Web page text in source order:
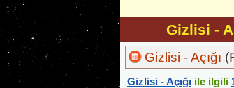
Gizlisi -
Gizlisi - Açığı
Gizlisi - Açığı ile ilgili